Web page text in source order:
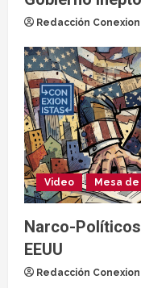
Redacción
Video Mesa
Narco-
EEUU
Redacción